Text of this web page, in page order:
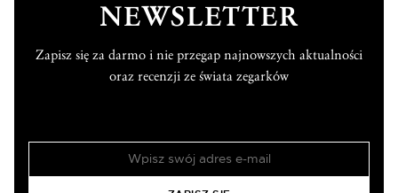
NEWSLETTER
Zapisz się za darmo i nie przegap najnowszych aktualności
oraz recenzji ze świata zegarków